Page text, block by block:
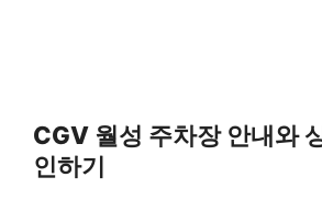
CGV 월성 주차장 안내와
인하기